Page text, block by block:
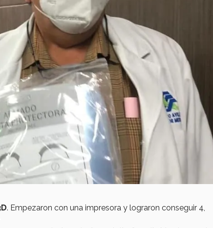
. Empezaron con una impresora y lograron conseguir 4,